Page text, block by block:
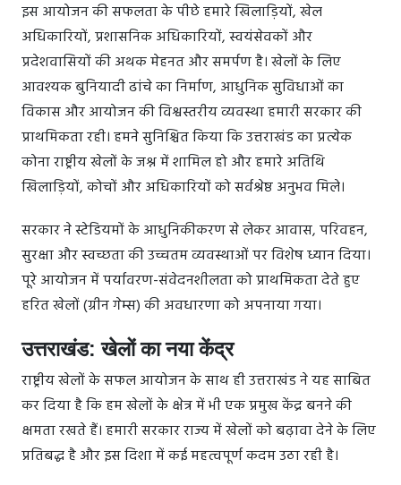
इस आयोजन की सफलता के पीछे हमारे खिलाड़ियों, खेल
अधिकारियों, प्रशासनिक अधिकारियों, स्वयंसेवकों और
प्रदेशवासियों की अथक मेहनत और समर्पण है। खेलों के लिए
आवश्यक बुनियादी ढांचे का निर्माण, आधुनिक सुविधाओं का
विकास और आयोजन की विश्वस्तरीय व्यवस्था हमारी सरकार की
प्राथमिकता रही। हमने सुनिश्चित किया कि उत्तराखंड का प्रत्येक
कोना राष्ट्रीय खेलों के जश्न में शामिल हो और हमारे अतिथि
खिलाड़ियों, कोचों और अधिकारियों को सर्वश्रेष्ठ अनुभव मिले।
सरकार ने स्टेडियमों के आधुनिकीकरण से लेकर आवास, परिवहन,
सुरक्षा और स्वच्छता की उच्चतम व्यवस्थाओं पर विशेष ध्यान दिया।
पूरे आयोजन में पर्यावरण-संवेदनशीलता को प्राथमिकता देते हुए
हरित खेलों (ग्रीन गेम्स) की अवधारणा को अपनाया गया।
उत्तराखंड: खेलों का नया केंद्र
राष्ट्रीय खेलों के सफल आयोजन के साथ ही उत्तराखंड ने यह साबित
कर दिया है कि हम खेलों के क्षेत्र में भी एक प्रमुख केंद्र बनने की
क्षमता रखते हैं। हमारी सरकार राज्य में खेलों को बढ़ावा देने के लिए
प्रतिबद्ध है और इस दिशा में कई महत्वपूर्ण कदम उठा रही है।